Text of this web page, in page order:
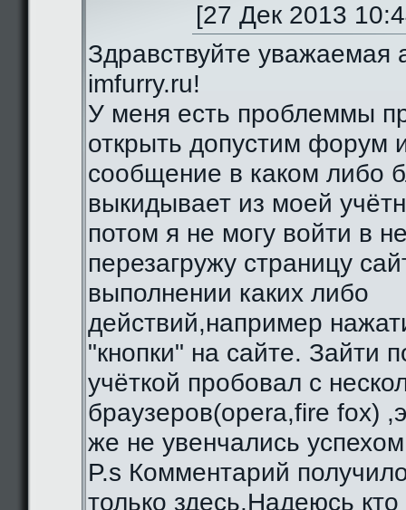
[27 Дек 2013
Здравствуйте уважаемая
imfurry.ru!
У меня есть проблеммы
открыть допустим форум
сообщение в каком либо
выкидывает из моей
потом я не могу войти в
перезагружу страницу
выполнении каких либо
действий,например
"кнопки" на сайте. Зайти
учёткой пробовал с
браузеров(opera,fire fox)
же не увенчались
P.s Комментарий
только здесь.Надеюсь